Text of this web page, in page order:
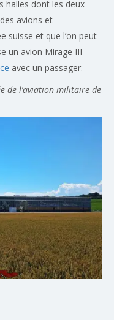
halles dont les deux
avions et
suisse et que l’on peut
un avion Mirage III
avec un passager.
de l’aviation militaire de